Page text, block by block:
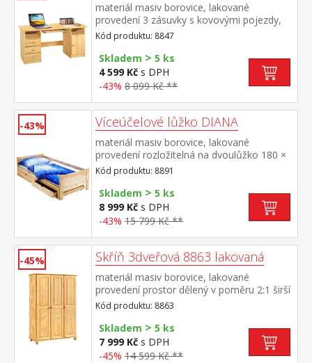
materiál masiv borovice, lakované
provedení 3 zásuvky s kovovými pojezdy,
skříňka s dvířky rozměr zásuvky (š/h/v) 27,9
× 30,7 × 10,6 cm výsuv není součástí
dodávky ke stolu je možno dokoupit
výsuvnou desku na klávesnici 8840
Kód produktu: 8847
Skladem > 5 ks
4 599 Kč s DPH
-43% 8 099 Kč **
-43% Víceúčelové lůžko DIANA
materiál masiv borovice, lakované
provedení rozložitelná na dvoulůžko 180 ×
200 cm, výška sedu 38 cm cena včetně
roštů ale bez matrací doporučený rozměr
matrací 90 × 200 cm (M2, M5, M9, M12,
M24, M26)
Kód produktu: 8891
Skladem > 5 ks
8 999 Kč s DPH
-43% 15 799 Kč **
-45% Skříň 3dveřová 8863 lakovaná
materiál masiv borovice, lakované
provedení prostor dělený v poměru 2:1 širší
část šatní tyč a police, užší část 3 variabilní
police doporučený nástavec 8864
Kód produktu: 8863
Skladem > 5 ks
7 999 Kč s DPH
-45% 14 599 Kč **